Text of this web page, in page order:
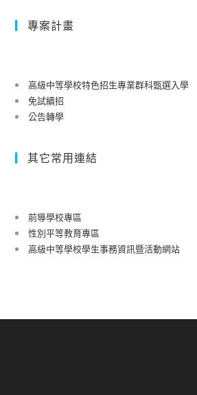
專案計畫
高級中等學校特色招生專業群科甄選入學
免試續招
公告轉學
其它常用連結
前導學校專區
性別平等教育專區
高級中等學校學生事務資訊暨活動網站